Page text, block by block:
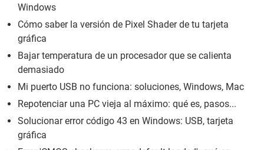
Windows
Cómo saber la versión de Pixel Shader de tu tarjeta
gráfica
Bajar temperatura de un procesador que se calienta
demasiado
Mi puerto USB no funciona: soluciones, Windows, Mac
Repotenciar una PC vieja al máximo: qué es, pasos...
Solucionar error código 43 en Windows: USB, tarjeta
gráfica